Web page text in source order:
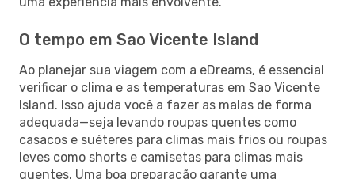
O tempo em Sao Vicente Island
Ao planejar sua viagem com a eDreams, é essencial
verificar o clima e as temperaturas em Sao Vicente
Island. Isso ajuda você a fazer as malas de forma
adequada—seja levando roupas quentes como
casacos e suéteres para climas mais frios ou roupas
leves como shorts e camisetas para climas mais
quentes. Uma boa preparação garante uma